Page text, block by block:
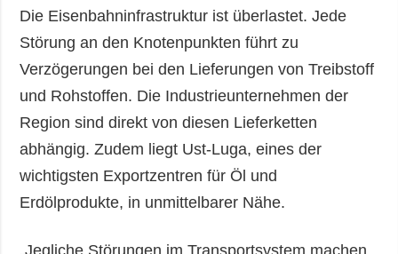
Die Eisenbahninfrastruktur ist überlastet. Jede
Störung an den Knotenpunkten führt zu
Verzögerungen bei den Lieferungen von Treibstoff
und Rohstoffen. Die Industrieunternehmen der
Region sind direkt von diesen Lieferketten
abhängig. Zudem liegt Ust-Luga, eines der
wichtigsten Exportzentren für Öl und
Erdölprodukte, in unmittelbarer Nähe.